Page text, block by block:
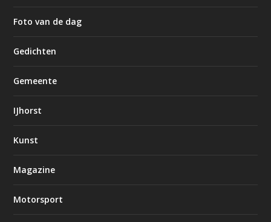
Foto van de dag
Gedichten
Gemeente
IJhorst
Kunst
Magazine
Motorsport